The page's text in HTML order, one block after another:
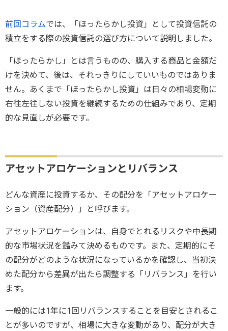
前回コラムでは、「ほったらかし投資」として投資信託の
積立をする際の投資信託の選び方について説明しました。
「ほったらかし」とは言うものの、購入する商品と金額だ
けを決めて、後は、それっきりにしていいものではありま
せん。あくまで「ほったらかし投資」は日々の相場変動に
右往左往しない投資を継続するための仕組みであり、定期
的な見直しが必要です。
アセットアロケーションとリバランス
どんな資産に投資するか、その配分を「アセットアロケー
ション（資産配分）」と呼びます。
アセットアロケーションは、自身でとれるリスクや中長期
的な市場状況を鑑みて決めるものです。また、定期的にそ
の配分がどのような状況になっているかを確認し、当初決
めた配分から差異が出たら調整する「リバランス」を行い
ます。
一般的には1年に1回リバランスすることを目安とされるこ
とが多いのですが、相場に大きな変動があり、配分が大き